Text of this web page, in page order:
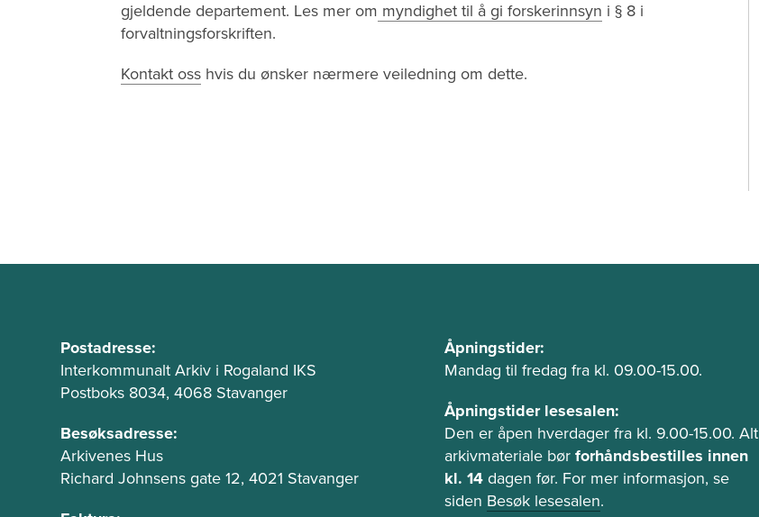
gjeldende departement. Les mer om myndighet til å gi forskerinnsyn i § 8 i
forvaltningsforskriften.
Kontakt oss hvis du ønsker nærmere veiledning om dette.
A
d
r
s
s
e
o
Postadresse:
Interkommunalt Arkiv i Rogaland IKS
Postboks 8034, 4068 Stavanger
Besøksadresse:
Arkivenes Hus
Richard Johnsens gate 12, 4021 Stavanger
Å
p
i
n
g
s
t
Åpningstider:
Mandag til fredag fra kl. 09.00-15.00.
Åpningstider lesesalen:
Den er åpen hverdager fra kl. 9.00-15.00. Alt
arkivmateriale bør forhåndsbestilles innen
kl. 14dagen før. For mer informasjon, se
siden Besøk lesesalen.